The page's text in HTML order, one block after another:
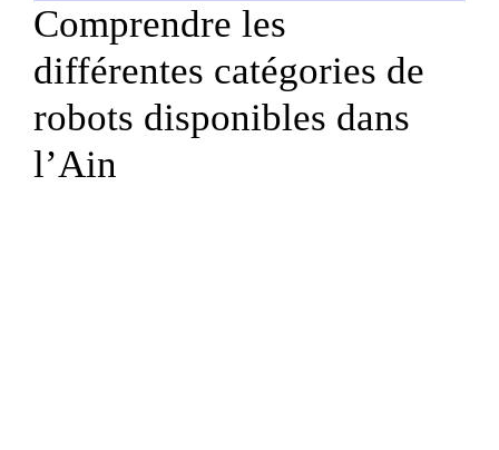
Comprendre les
différentes catégories de
robots disponibles dans
l’Ain